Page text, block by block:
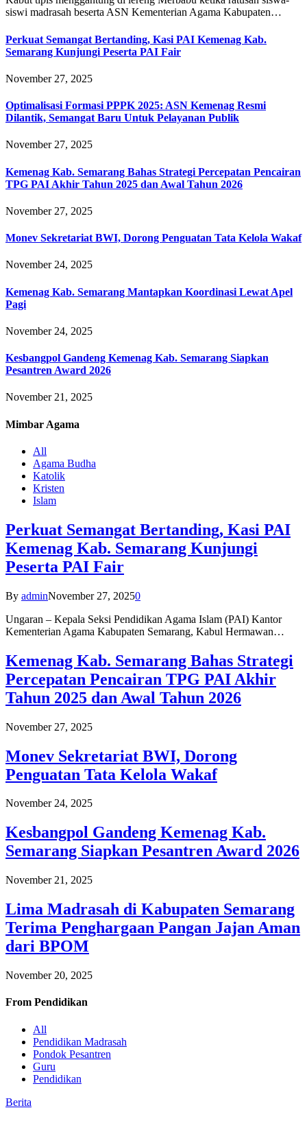
siswi madrasah beserta ASN Kementerian Agama Kabupaten…
Perkuat Semangat Bertanding, Kasi PAI Kemenag Kab.
Semarang Kunjungi Peserta PAI Fair
November 27, 2025
Optimalisasi Formasi PPPK 2025: ASN Kemenag Resmi
Dilantik, Semangat Baru Untuk Pelayanan Publik
November 27, 2025
Kemenag Kab. Semarang Bahas Strategi Percepatan Pencairan
TPG PAI Akhir Tahun 2025 dan Awal Tahun 2026
November 27, 2025
Monev Sekretariat BWI, Dorong Penguatan Tata Kelola Wakaf
November 24, 2025
Kemenag Kab. Semarang Mantapkan Koordinasi Lewat Apel
Pagi
November 24, 2025
Kesbangpol Gandeng Kemenag Kab. Semarang Siapkan
Pesantren Award 2026
November 21, 2025
Mimbar Agama
All
Agama Budha
Katolik
Kristen
Islam
Perkuat Semangat Bertanding, Kasi PAI
Kemenag Kab. Semarang Kunjungi
Peserta PAI Fair
By adminNovember 27, 20250
Ungaran – Kepala Seksi Pendidikan Agama Islam (PAI) Kantor
Kementerian Agama Kabupaten Semarang, Kabul Hermawan…
Kemenag Kab. Semarang Bahas Strategi
Percepatan Pencairan TPG PAI Akhir
Tahun 2025 dan Awal Tahun 2026
November 27, 2025
Monev Sekretariat BWI, Dorong
Penguatan Tata Kelola Wakaf
November 24, 2025
Kesbangpol Gandeng Kemenag Kab.
Semarang Siapkan Pesantren Award 2026
November 21, 2025
Lima Madrasah di Kabupaten Semarang
Terima Penghargaan Pangan Jajan Aman
dari BPOM
November 20, 2025
From Pendidikan
All
Pendidikan Madrasah
Pondok Pesantren
Guru
Pendidikan
Berita